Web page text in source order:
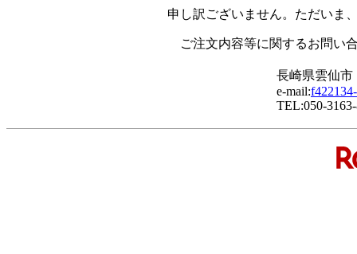
申し訳ございません。ただいま
ご注文内容等に関するお問い
長崎県雲仙
e-mail:
TEL:050-